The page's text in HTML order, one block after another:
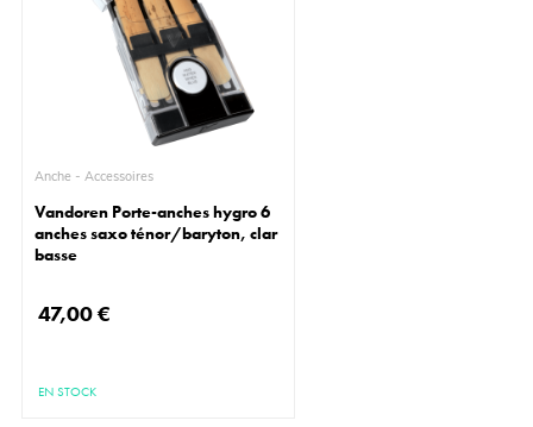
Anche - Accessoires
Vandoren Porte-anches hygro 6
anches saxo ténor/baryton, clar
basse
47,00 €
EN STOCK